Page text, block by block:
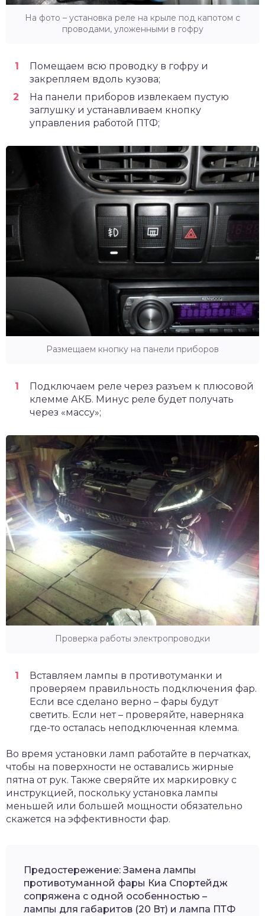
На фото – установка реле на крыле под капотом с
проводами, уложенными в гофру
Помещаем всю проводку в гофру и
закрепляем вдоль кузова;
На панели приборов извлекаем пустую
заглушку и устанавливаем кнопку
управления работой ПТФ;
Размещаем кнопку на панели приборов
Подключаем реле через разъем к плюсовой
клемме АКБ. Минус реле будет получать
через «массу»;
Проверка работы электропроводки
Вставляем лампы в противотуманки и
проверяем правильность подключения фар.
Если все сделано верно – фары будут
светить. Если нет – проверяйте, наверняка
где-то осталась неподключенная клемма.
Во время установки ламп работайте в перчатках,
чтобы на поверхности не оставались жирные
пятна от рук. Также сверяйте их маркировку с
инструкцией, поскольку установка лампы
меньшей или большей мощности обязательно
скажется на эффективности фар.
Предостережение: Замена лампы
противотуманной фары Киа Спортейдж
сопряжена с одной особенностью –
лампы для габаритов (20 Вт) и лампа ПТФ